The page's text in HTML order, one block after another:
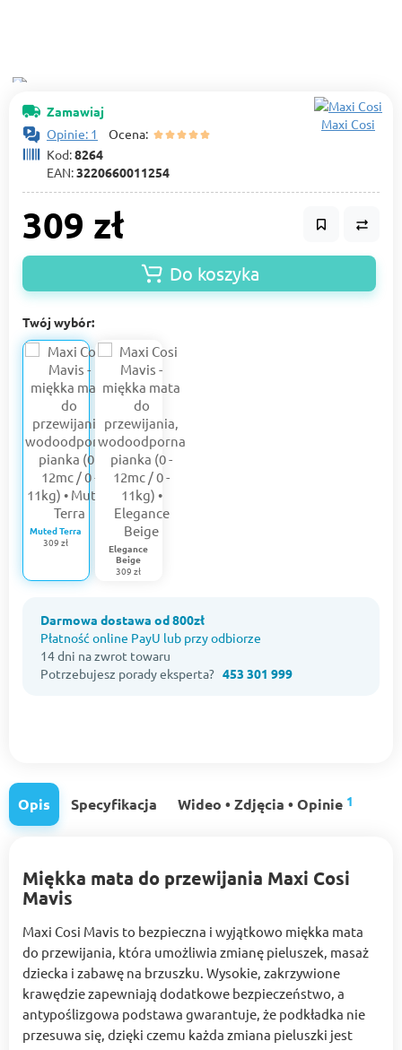
Zamawiaj
Opinie: 1
Ocena:
Kod:8264
EAN:3220660011254
Maxi Cosi
309 zł
Do koszyka
Twój wybór:
Muted Terra
309 zł
Elegance
Beige
309 zł
Darmowa dostawa od 800zł
Płatność online PayU lub przy odbiorze
14 dni na zwrot towaru
Potrzebujesz porady eksperta? 453 301 999
Opis Specyfikacja Wideo • Zdjęcia • Opinie 1
Miękka mata do przewijania Maxi Cosi
Mavis
Maxi Cosi Mavis to bezpieczna i wyjątkowo miękka mata
do przewijania, która umożliwia zmianę pieluszek, masaż
dziecka i zabawę na brzuszku. Wysokie, zakrzywione
krawędzie zapewniają dodatkowe bezpieczeństwo, a
antypoślizgowa podstawa gwarantuje, że podkładka nie
przesuwa się, dzięki czemu każda zmiana pieluszki jest